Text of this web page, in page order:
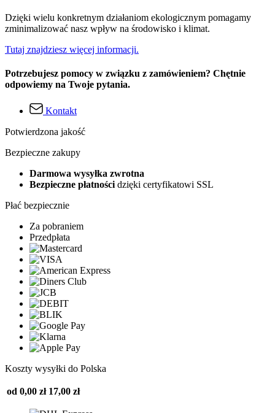
Dzięki wielu konkretnym działaniom ekologicznym pomagamy
zminimalizować nasz wpływ na środowisko i klimat.
Tutaj znajdziesz więcej informacji.
Potrzebujesz pomocy w związku z zamówieniem? Chętnie
odpowiemy na Twoje pytania.
Kontakt
Potwierdzona jakość
Bezpieczne zakupy
Darmowa wysyłka zwrotna
Bezpieczne płatności dzięki certyfikatowi SSL
Płać bezpiecznie
Za pobraniem
Przedpłata
Koszty wysyłki do Polska
od 0,00 zł 17,00 zł